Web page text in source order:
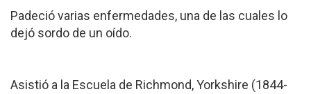
Padeció varias enfermedades, una de las cuales lo
dejó sordo de un oído.
Asistió a la Escuela de Richmond, Yorkshire (1844-